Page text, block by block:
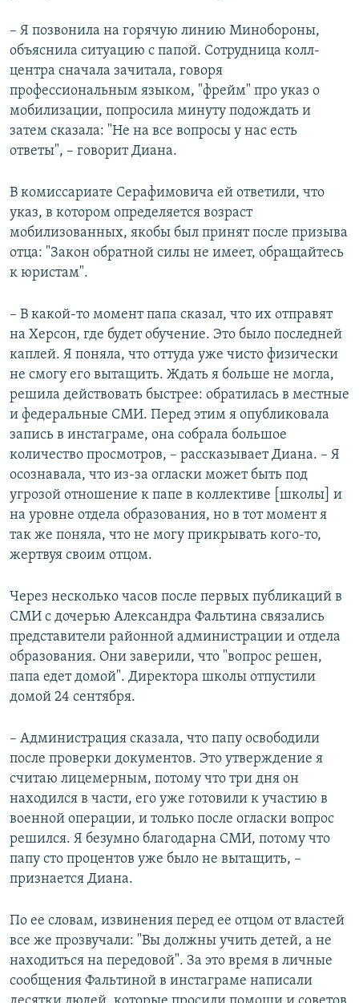
– Я позвонила на горячую линию Минобороны,
объяснила ситуацию с папой. Сотрудница колл-
центра сначала зачитала, говоря
профессиональным языком, "фрейм" про указ о
мобилизации, попросила минуту подождать и
затем сказала: "Не на все вопросы у нас есть
ответы", – говорит Диана.
В комиссариате Серафимовича ей ответили, что
указ, в котором определяется возраст
мобилизованных, якобы был принят после призыва
отца: "Закон обратной силы не имеет, обращайтесь
к юристам".
– В какой-то момент папа сказал, что их отправят
на Херсон, где будет обучение. Это было последней
каплей. Я поняла, что оттуда уже чисто физически
не смогу его вытащить. Ждать я больше не могла,
решила действовать быстрее: обратилась в местные
и федеральные СМИ. Перед этим я опубликовала
запись в инстаграме, она собрала большое
количество просмотров, – рассказывает Диана. – Я
осознавала, что из-за огласки может быть под
угрозой отношение к папе в коллективе [школы] и
на уровне отдела образования, но в тот момент я
так же поняла, что не могу прикрывать кого-то,
жертвуя своим отцом.
Через несколько часов после первых публикаций в
СМИ с дочерью Александра Фальтина связались
представители районной администрации и отдела
образования. Они заверили, что "вопрос решен,
папа едет домой". Директора школы отпустили
домой 24 сентября.
– Администрация сказала, что папу освободили
после проверки документов. Это утверждение я
считаю лицемерным, потому что три дня он
находился в части, его уже готовили к участию в
военной операции, и только после огласки вопрос
решился. Я безумно благодарна СМИ, потому что
папу сто процентов уже было не вытащить, –
признается Диана.
По ее словам, извинения перед ее отцом от властей
все же прозвучали: "Вы должны учить детей, а не
находиться на передовой". За это время в личные
сообщения Фальтиной в инстаграме написали